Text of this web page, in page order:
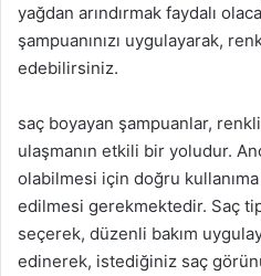
yağdan arındırmak faydalı
şampuanınızı uygulayarak,
edebilirsiniz.
saç boyayan şampuanlar,
ulaşmanın etkili bir yoludur.
olabilmesi için doğru kullanıma
edilmesi gerekmektedir. Saç
seçerek, düzenli bakım
edinerek, istediğiniz saç